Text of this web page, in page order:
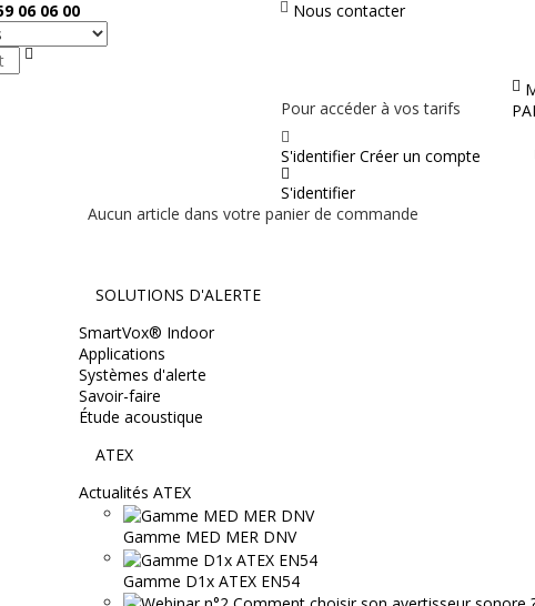
06 06 00 Nous contacter
Rechercher
Pour accéder à vos tarifs
S'identifierCréer un compte
S'identifier
Aucun article dans votre panier de commande
SOLUTIONS D'ALERTE
SmartVox® Indoor
Applications
Systèmes d'alerte
Savoir-faire
Étude acoustique
ATEX
Actualités ATEX
Gamme MED MER DNV
Gamme D1x ATEX EN54